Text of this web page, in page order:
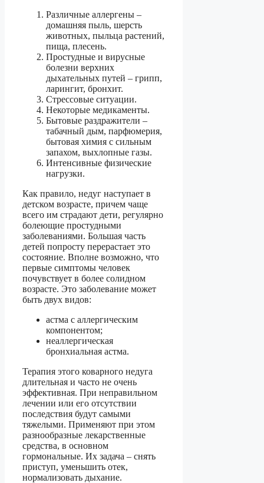
Различные аллергены –
домашняя пыль, шерсть
животных, пыльца растений,
пища, плесень.
Простудные и вирусные
болезни верхних
дыхательных путей – грипп,
ларингит, бронхит.
Стрессовые ситуации.
Некоторые медикаменты.
Бытовые раздражители –
табачный дым, парфюмерия,
бытовая химия с сильным
запахом, выхлопные газы.
Интенсивные физические
нагрузки.
Как правило, недуг наступает в
детском возрасте, причем чаще
всего им страдают дети, регулярно
болеющие простудными
заболеваниями. Большая часть
детей попросту перерастает это
состояние. Вполне возможно, что
первые симптомы человек
почувствует в более солидном
возрасте. Это заболевание может
быть двух видов:
астма с аллергическим
компонентом;
неаллергическая
бронхиальная астма.
Терапия этого коварного недуга
длительная и часто не очень
эффективная. При неправильном
лечении или его отсутствии
последствия будут самыми
тяжелыми. Применяют при этом
разнообразные лекарственные
средства, в основном
гормональные. Их задача – снять
приступ, уменьшить отек,
нормализовать дыхание.